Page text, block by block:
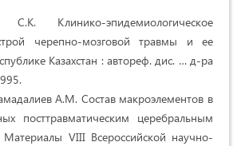
Клинико-эпидемиологическое
черепно-мозговой травмы и ее
Казахстан : автореф. дис. … д-ра
А.М. Состав макроэлементов в
посттравматическим церебральным
VIII Всероссийской научно-